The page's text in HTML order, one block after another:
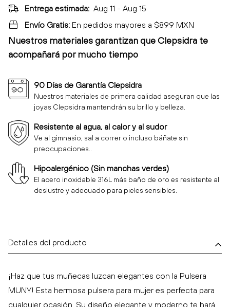
Entrega estimada: Aug 11 - Aug 15
Envío Gratis: En pedidos mayores a $899 MXN
Nuestros materiales garantizan que Clepsidra te
acompañará por mucho tiempo
90 Días de Garantía Clepsidra
Nuestros materiales de primera calidad aseguran que las
joyas Clepsidra mantendrán su brillo y belleza.
Resistente al agua, al calor y al sudor
Ve al gimnasio, sal a correr o incluso báñate sin
preocupaciones..
Hipoalergénico (Sin manchas verdes)
El acero inoxidable 316L más baño de oro es resistente al
deslustre y adecuado para pieles sensibles.
Detalles del producto
¡Haz que tus muñecas luzcan elegantes con la Pulsera
MUNY! Esta hermosa pulsera para mujer es perfecta para
cualquier ocasión. Su diseño elegante y moderno te hará